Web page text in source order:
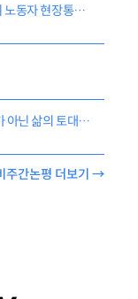
멈출 권리에서 기준 정할 권리로: 기후재난 시기 노동자 현장통제권
‘참교육’은 우리 교육을 구원할 것인가: 지위재가 아닌 삶의 토대가 되는 교육
주간논평 더보기 →